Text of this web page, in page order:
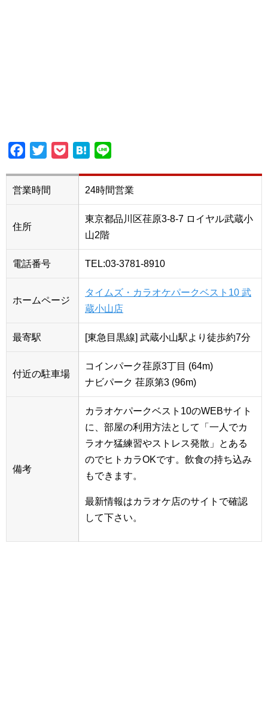
Facebook
Twitter PocketHatena
営業時間 24時間営業
住所
東京都品川区荏原3-8-7 ロイヤル武蔵小
山2階
電話番号 TEL:03-3781-8910
ホームページ
タイムズ・カラオケパークベスト10 武
蔵小山店
最寄駅 [東急目黒線] 武蔵小山駅より徒歩約7分
付近の駐車場
コインパーク荏原3丁目 (64m)
ナビパーク 荏原第3 (96m)
備考
カラオケパークベスト10のWEBサイト
に、部屋の利用方法として「一人でカ
ラオケ猛練習やストレス発散」とある
のでヒトカラOKです。飲食の持ち込み
もできます。
最新情報はカラオケ店のサイトで確認
して下さい。